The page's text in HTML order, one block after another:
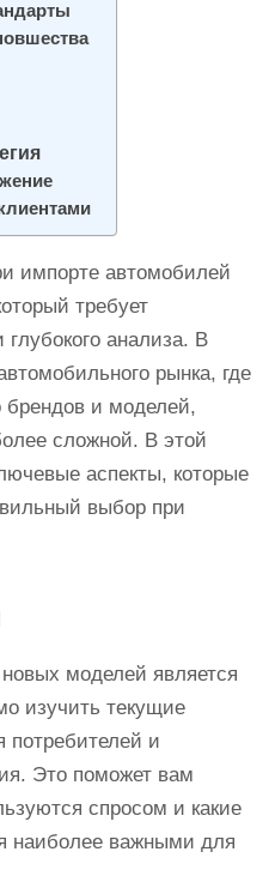
импорте автомобилей
требует
анализа. В
рынка, где
брендов и моделей,
сложной. В этой
аспекты, которые
выбор при
моделей является
изучить текущие
потребителей и
Это поможет вам
спросом и какие
наиболее важными для